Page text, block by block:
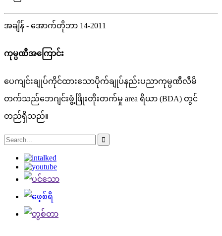
အချိန် - အောက်တိုဘာ 14-2011
ကုမ္ပဏီအကြောင်း
ပေကျင်းချုပ်ကိုင်ထားသောပိုက်ချုပ်နည်းပညာကုမ္ပဏီလီမိ
တက်သည်ဘေဂျင်းဖွံ့ဖြိုးတိုးတက်မှု area ရိယာ (BDA) တွင်
တည်ရှိသည်။